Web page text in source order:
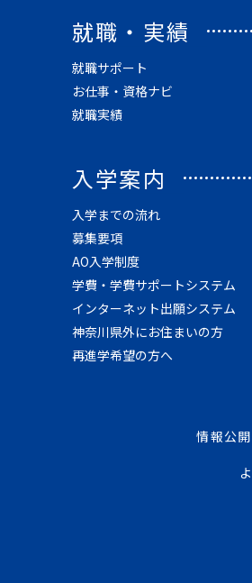
就職・実績
就職サポート
お仕事・資格ナビ
就職実績
入学案内
入学までの流れ
募集要項
AO入学制度
学費・学費サポートシステム
インターネット出願システム
神奈川県外にお住まいの方
再進学希望の方へ
情報公